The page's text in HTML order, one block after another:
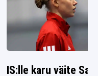
IS:lle karu väite